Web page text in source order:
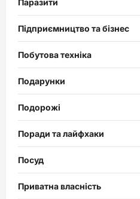
Підприємництво та бізнес
Побутова техніка
Подарунки
Подорожі
Поради та лайфхаки
Посуд
Приватна власність